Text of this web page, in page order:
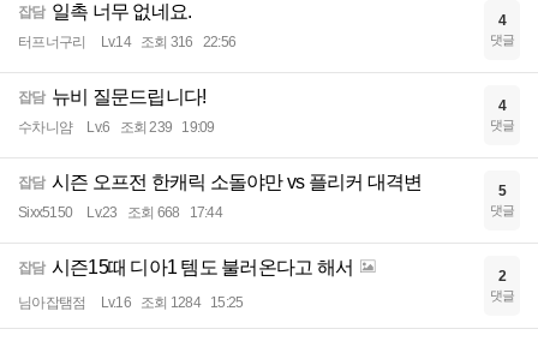
잡담 일촉 너무 없네요.
터프너구리 Lv.14 조회 316 22:56
4
댓글
잡담 뉴비 질문드립니다!
수차니얌 Lv.6 조회 239 19:09
4
댓글
잡담 시즌 오프전 한캐릭 소돌야만 vs 플리커 대격변
Sixx5150 Lv.23 조회 668 17:44
5
댓글
잡담 시즌15때 디아1 템도 불러온다고 해서
님아잡탬점 Lv.16 조회 1284 15:25
2
댓글